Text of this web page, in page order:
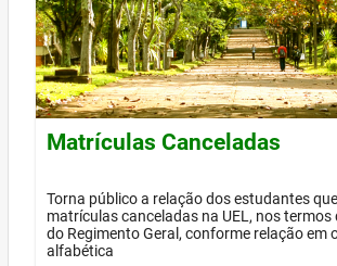
Matrículas Canceladas
Torna público a relação dos estudantes
matrículas canceladas na UEL, nos termos
do Regimento Geral, conforme relação em
alfabética